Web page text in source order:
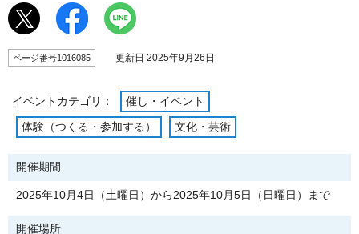
ページ番号1016085 更新日 2025年9月26日
イベントカテゴリ： 催し・イベント
体験（つくる・参加する） 文化・芸術
開催期間
2025年10月4日（土曜日）から2025年10月5日（日曜日）まで
開催場所